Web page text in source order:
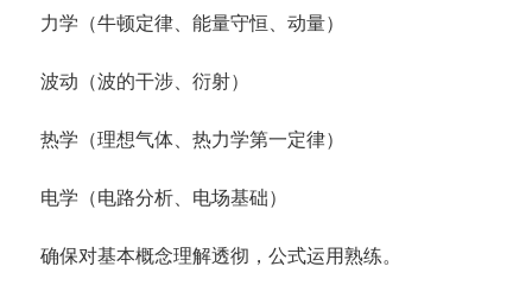
力学（牛顿定律、能量守恒、动量）
波动（波的干涉、衍射）
热学（理想气体、热力学第一定律）
电学（电路分析、电场基础）
确保对基本概念理解透彻，公式运用熟练。